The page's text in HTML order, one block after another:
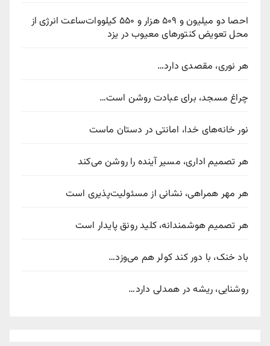
احصا دو میلیون و ۵۰۹ هزار و ۵۵۰ کیلووات‌ساعت انرژی از
محل تعویض کنتورهای معیوب در یزد
هر نوری، مقصدی دارد…
چراغ مسجد، برای عبادت روشن است…
نور خانه‌های خدا، امانتی در دستان ماست
هر تصمیم اداری، مسیر آینده را روشن می‌کند
هر مهر همراهی، نشانی از مسئولیت‌پذیری است
هر تصمیم هوشمندانه، کلید رونق پایدار است
باد خنک، با دور کند کولر هم می‌وزد…
روشنایی، ریشه در همدلی دارد…